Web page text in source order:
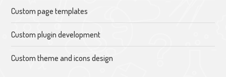
Custom page templates
Custom plugin development
Custom theme and icons design